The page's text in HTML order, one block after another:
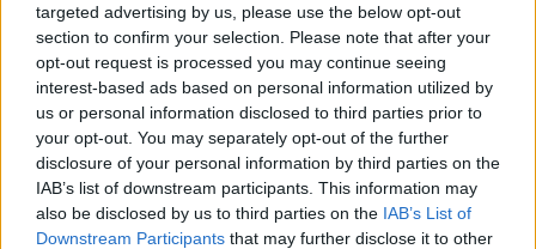
targeted advertising by us, please use the below opt-out
section to confirm your selection. Please note that after your
opt-out request is processed you may continue seeing
interest-based ads based on personal information utilized by
us or personal information disclosed to third parties prior to
your opt-out. You may separately opt-out of the further
disclosure of your personal information by third parties on the
IAB’s list of downstream participants. This information may
also be disclosed by us to third parties on the IAB’s List of
Downstream Participants that may further disclose it to other
παίκτες επιδόσεις και σιγουριά.”αναφέρει οC
Acosta ,Gaming Product Manager τηςAGON by
AOC.
Τιμή και διαθεσιμότητα
ΗAOC GAMING Q27G4ZDθα είναι διαθέσιμη
από τονΦεβρουάριο2026με προτεινόμενη